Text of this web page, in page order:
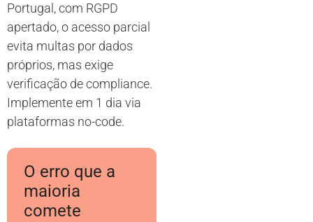
Portugal, com RGPD
apertado, o acesso parcial
evita multas por dados
próprios, mas exige
verificação de compliance.
Implemente em 1 dia via
plataformas no-code.
O erro que a
maioria
comete